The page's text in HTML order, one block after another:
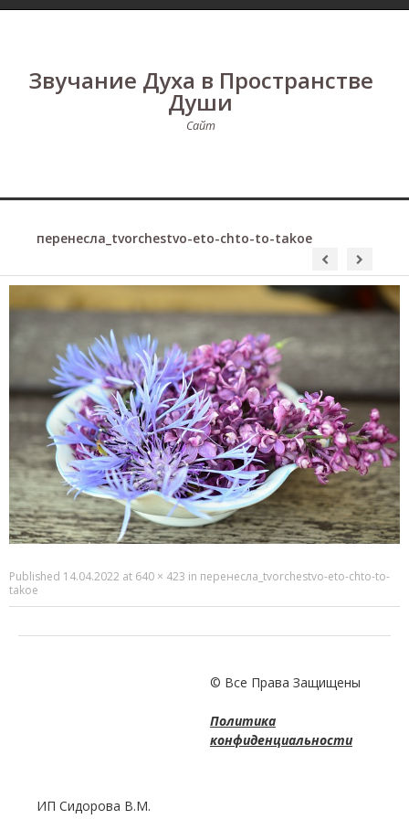
Звучание Духа в Пространстве
Души
Сайт
перенесла_tvorchestvo-eto-chto-to-takoe
Published 14.04.2022 at 640 × 423 in перенесла_tvorchestvo-eto-chto-to-
takoe
© Все Права Защищены
Политика
конфиденциальности
ИП Сидорова В.М.